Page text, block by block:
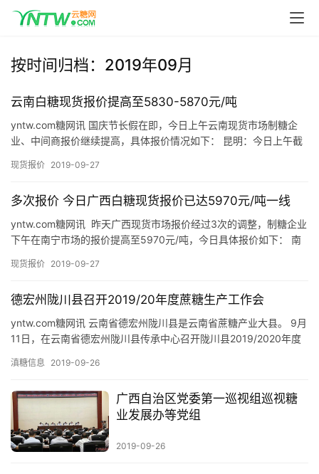
按时间归档：2019年09月
云南白糖现货报价提高至5830-5870元/吨
yntw.com糖网讯 国庆节长假在即，今日上午云南现货市场制糖企
业、中间商报价继续提高，具体报价情况如下： 昆明：今日上午截
现货报价 2019-09-27
多次报价 今日广西白糖现货报价已达5970元/吨一线
yntw.com糖网讯 昨天广西现货市场报价经过3次的调整，制糖企业
下午在南宁市场的报价提高至5970元/吨，今日具体报价如下： 南
现货报价 2019-09-27
德宏州陇川县召开2019/20年度蔗糖生产工作会
yntw.com糖网讯 云南省德宏州陇川县是云南省蔗糖产业大县。 9月
11日，在云南省德宏州陇川县传承中心召开陇川县2019/2020年度
滇糖信息 2019-09-26
广西自治区党委第一巡视组巡视糖
业发展办等党组
2019-09-26